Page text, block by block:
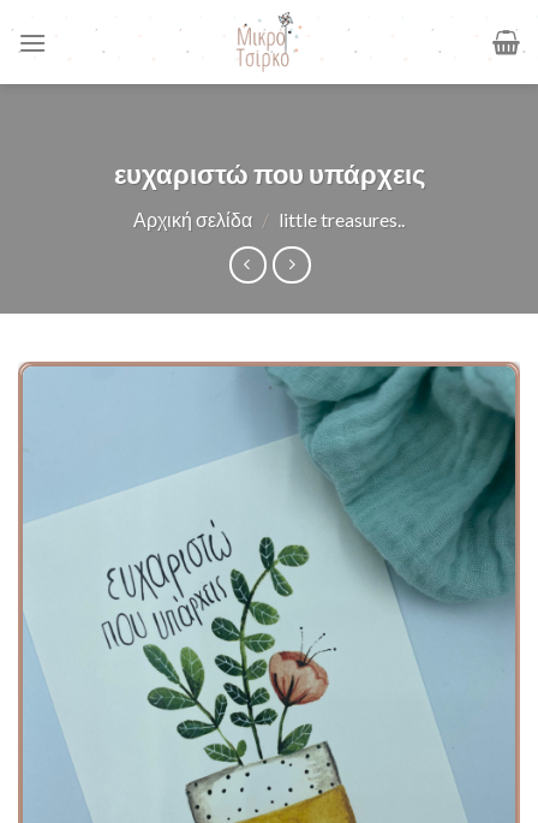
ευχαριστώ που υπάρχεις
Αρχική σελίδα / little treasures..